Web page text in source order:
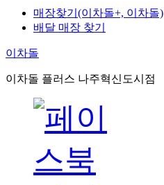
매장찾기(이차돌+, 이차돌)
배달 매장 찾기
이차돌
이차돌 플러스 나주혁신도시점